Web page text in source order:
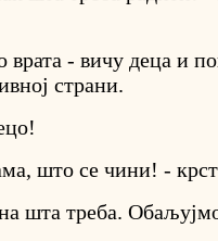
- вичу деца и
страни.
што се чини! -
шта треба.